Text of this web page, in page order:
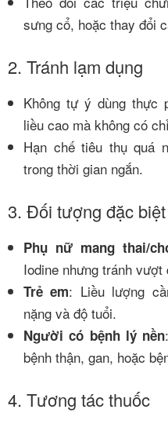
sưng cổ, hoặc thay đổi
2. Tránh lạm dụng
Không tự ý dùng thực
liều cao mà không có
Hạn chế tiêu thụ quá
trong thời gian ngắn.
3. Đối tượng đặc biệt
Phụ nữ mang thai/
Iodine nhưng tránh
Trẻ em: Liều lượng
nặng và độ tuổi.
Người có bệnh lý nền
bệnh thận, gan, hoặc
4. Tương tác thuốc